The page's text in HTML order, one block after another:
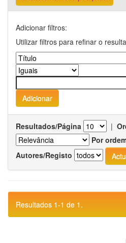
Adicionar filtros:
Utilizar filtros para refinar o
Resultados/Página |
Por
Autores/Registo
Resultados 1-1 de 1.